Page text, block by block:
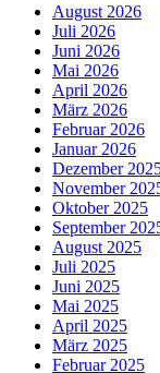
August 2026
Juli 2026
Juni 2026
Mai 2026
April 2026
März 2026
Februar 2026
Januar 2026
Dezember
November
Oktober 2025
September
August 2025
Juli 2025
Juni 2025
Mai 2025
April 2025
März 2025
Februar 2025